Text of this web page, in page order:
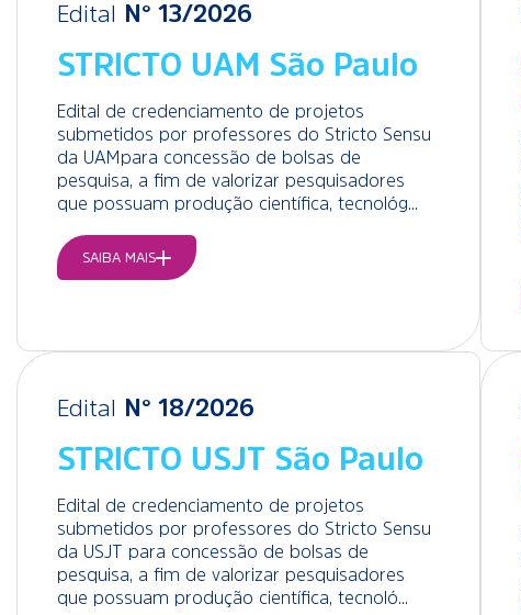
Edital N° 13/2026
STRICTO UAM São Paulo
Edital de credenciamento de projetos
submetidos por professores do Stricto Sensu
da UAM para concessão de bolsas de
pesquisa, a fim de valorizar pesquisadores
que possuam produção científica, tecnológ...
SAIBA MAIS
Edital N° 18/2026
STRICTO USJT São Paulo
Edital de credenciamento de projetos
submetidos por professores do Stricto Sensu
da USJT para concessão de bolsas de
pesquisa, a fim de valorizar pesquisadores
que possuam produção científica, tecnoló...